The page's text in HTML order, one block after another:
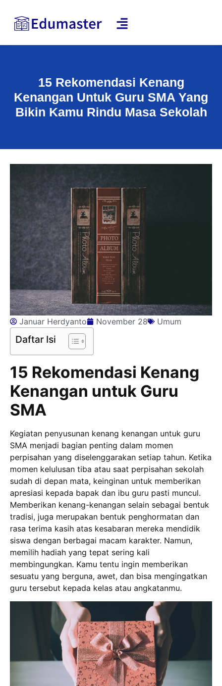
15 Rekomendasi Kenang
Kenangan Untuk Guru SMA Yang
Bikin Kamu Rindu Masa Sekolah
Januar Herdyanto November 28 Umum
Daftar Isi
15 Rekomendasi Kenang
Kenangan untuk Guru
SMA
Kegiatan penyusunan kenang kenangan untuk guru
SMA menjadi bagian penting dalam momen
perpisahan yang diselenggarakan setiap tahun. Ketika
momen kelulusan tiba atau saat perpisahan sekolah
sudah di depan mata, keinginan untuk memberikan
apresiasi kepada bapak dan ibu guru pasti muncul.
Memberikan kenang-kenangan selain sebagai bentuk
tradisi, juga merupakan bentuk penghormatan dan
rasa terima kasih atas kesabaran mereka mendidik
siswa dengan berbagai macam karakter. Namun,
memilih hadiah yang tepat sering kali
membingungkan. Kamu tentu ingin memberikan
sesuatu yang berguna, awet, dan bisa mengingatkan
guru tersebut kepada kelas atau angkatanmu.